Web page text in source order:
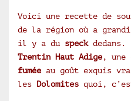
Voici une recette de
de la région où a grandi
il y a du speckdedans.
Trentin Haut Adige, une
fumée au goût exquis
les Dolomites quoi,